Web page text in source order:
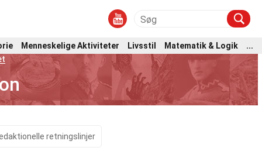
Menneskelige Aktiviteter Livsstil Matematik & Logik
...
retningslinjer